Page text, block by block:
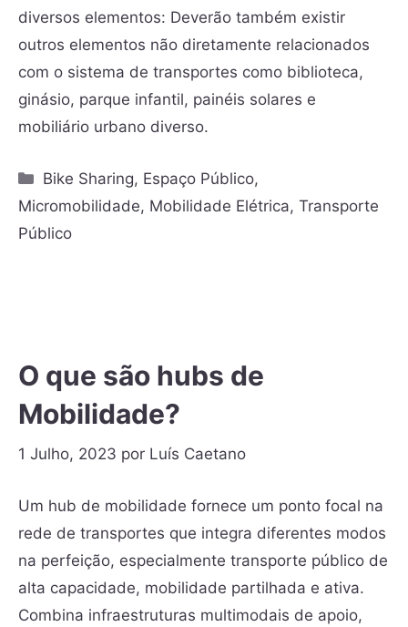
diversos elementos: Deverão também existir
outros elementos não diretamente relacionados
com o sistema de transportes como biblioteca,
ginásio, parque infantil, painéis solares e
mobiliário urbano diverso.
Bike Sharing, Espaço Público,
Micromobilidade, Mobilidade Elétrica, Transporte
Público
O que são hubs de
Mobilidade?
1 Julho, 2023 por Luís Caetano
Um hub de mobilidade fornece um ponto focal na
rede de transportes que integra diferentes modos
na perfeição, especialmente transporte público de
alta capacidade, mobilidade partilhada e ativa.
Combina infraestruturas multimodais de apoio,